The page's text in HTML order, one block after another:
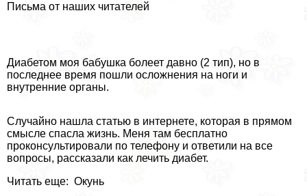
Письма от наших читателей
Диабетом моя бабушка болеет давно (2 тип), но в
последнее время пошли осложнения на ноги и
внутренние органы.
Случайно нашла статью в интернете, которая в прямом
смысле спасла жизнь. Меня там бесплатно
проконсультировали по телефону и ответили на все
вопросы, рассказали как лечить диабет.
Читать еще: Окунь